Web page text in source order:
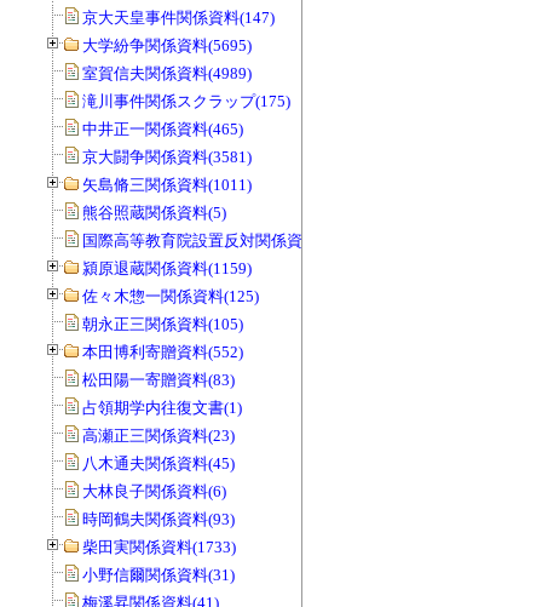
京大天皇事件関係資料(147)
大学紛争関係資料(5695)
室賀信夫関係資料(4989)
滝川事件関係スクラップ(175)
中井正一関係資料(465)
京大闘争関係資料(3581)
矢島脩三関係資料(1011)
熊谷照蔵関係資料(5)
国際高等教育院設置反対関係資料(20)
潁原退蔵関係資料(1159)
佐々木惣一関係資料(125)
朝永正三関係資料(105)
本田博利寄贈資料(552)
松田陽一寄贈資料(83)
占領期学内往復文書(1)
高瀬正三関係資料(23)
八木通夫関係資料(45)
大林良子関係資料(6)
時岡鶴夫関係資料(93)
柴田実関係資料(1733)
小野信爾関係資料(31)
梅溪昇関係資料(41)